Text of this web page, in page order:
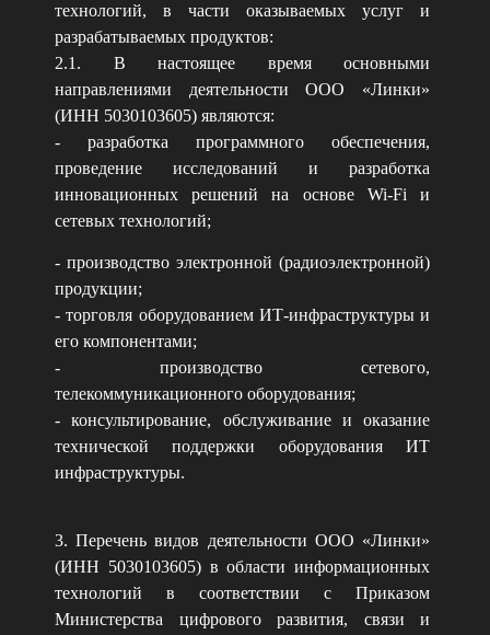
технологий, в части оказываемых услуг и
разрабатываемых продуктов:
2.1. В настоящее время основными
направлениями деятельности ООО «Линки»
(ИНН 5030103605) являются:
- разработка программного обеспечения,
проведение исследований и разработка
инновационных решений на основе Wi-Fi и
сетевых технологий;
- производство электронной (радиоэлектронной)
продукции;
- торговля оборудованием ИТ-инфраструктуры и
его компонентами;
- производство сетевого,
телекоммуникационного оборудования;
- консультирование, обслуживание и оказание
технической поддержки оборудования ИТ
инфраструктуры.
3. Перечень видов деятельности ООО «Линки»
(ИНН 5030103605) в области информационных
технологий в соответствии с Приказом
Министерства цифрового развития, связи и